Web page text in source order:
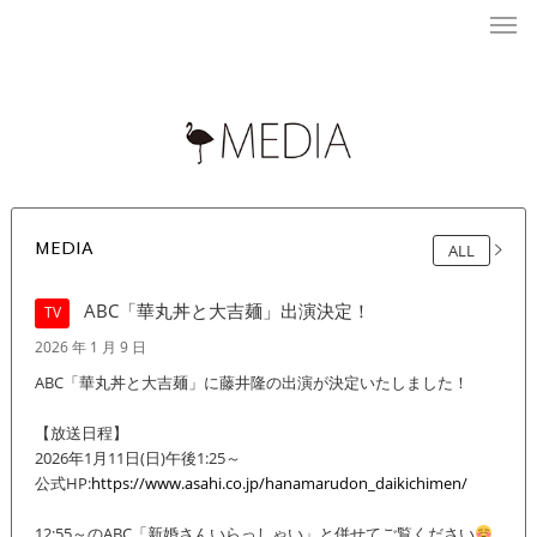
MEDIA ALL
TV ABC「華丸丼と大吉麺」出演決定！
2026 年 1 月 9 日
ABC「華丸丼と大吉麺」に藤井隆の出演が決定いたしました！
【放送日程】
2026年1月11日(日)午後1:25～
公式HP:https://www.asahi.co.jp/hanamarudon_daikichimen/